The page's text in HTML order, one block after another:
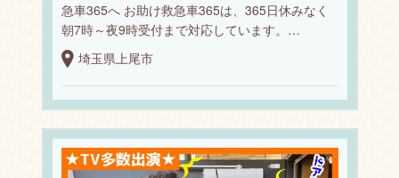
急車365へ お助け救急車365は、365日休みなく
朝7時～夜9時受付まで対応しています。…
埼玉県上尾市